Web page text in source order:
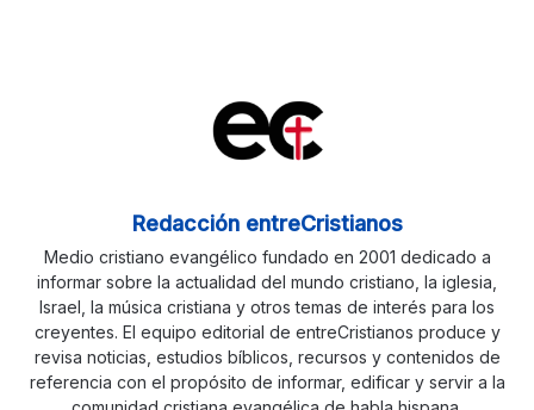
Redacción entreCristianos
Medio cristiano evangélico fundado en 2001 dedicado a
informar sobre la actualidad del mundo cristiano, la iglesia,
Israel, la música cristiana y otros temas de interés para los
creyentes. El equipo editorial de entreCristianos produce y
revisa noticias, estudios bíblicos, recursos y contenidos de
referencia con el propósito de informar, edificar y servir a la